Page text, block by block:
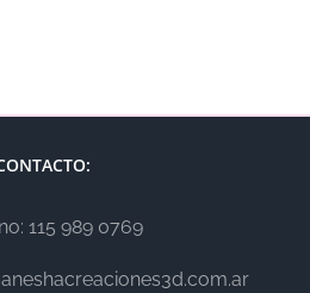
115 989 0769